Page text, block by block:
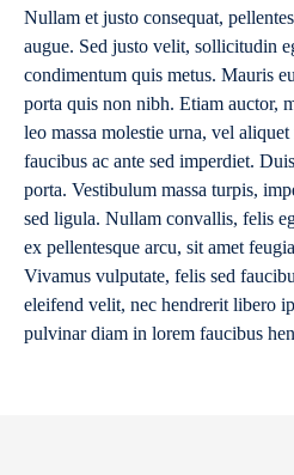
Nullam et justo consequat,
augue. Sed justo velit, sollicitudin
condimentum quis metus. Mauris
porta quis non nibh. Etiam auctor,
leo massa molestie urna, vel
faucibus ac ante sed imperdiet.
porta. Vestibulum massa turpis,
sed ligula. Nullam convallis, felis
ex pellentesque arcu, sit amet
Vivamus vulputate, felis sed
eleifend velit, nec hendrerit libero
pulvinar diam in lorem faucibus